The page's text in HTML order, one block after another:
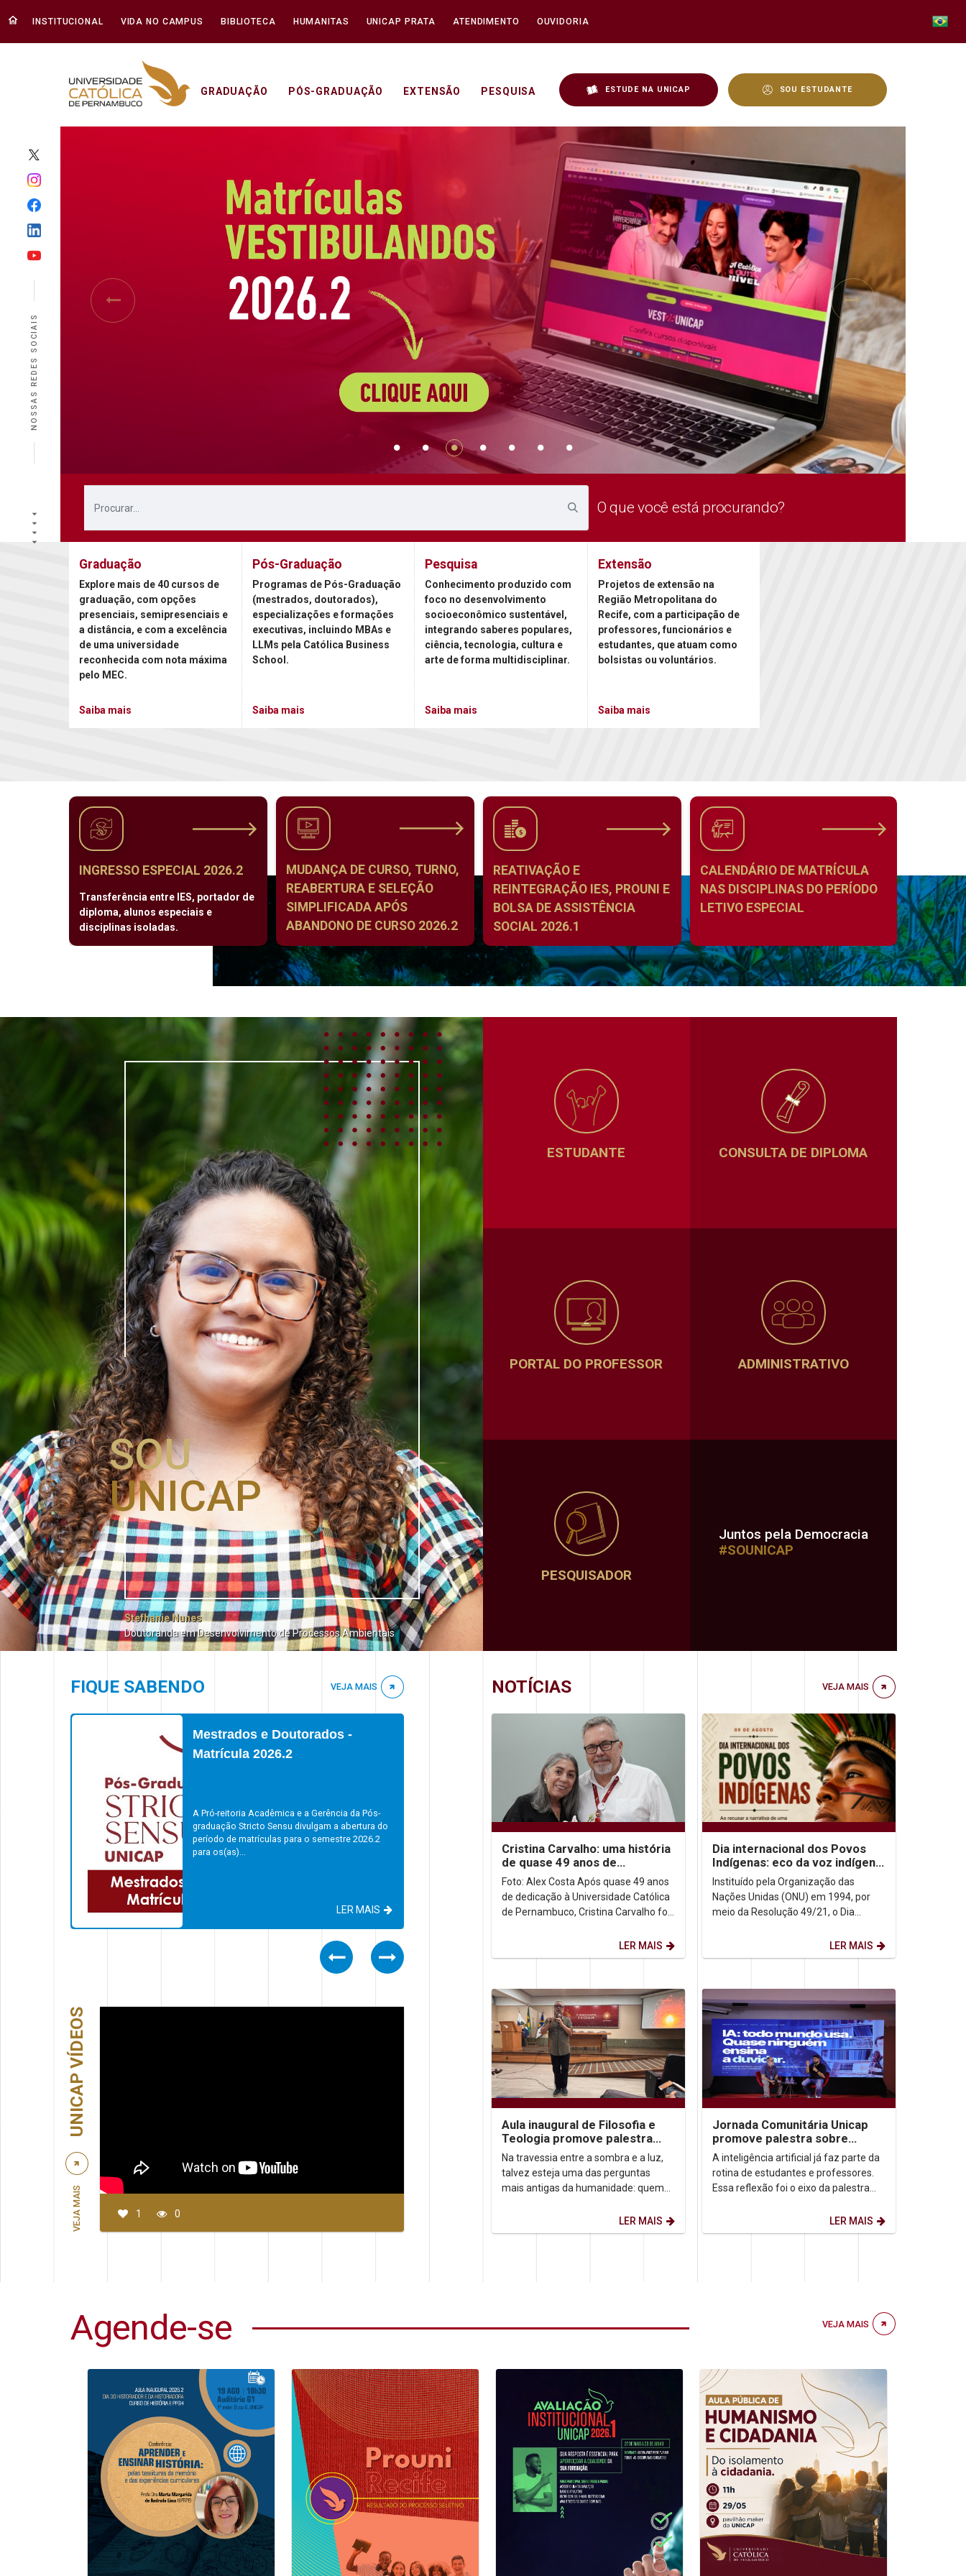
INSTITUCIONAL VIDA NO CAMPUS BIBLIOTECA HUMANITAS UNICAP PRATA ATENDIMENTO OUVIDORIA
GRADUAÇÃO PÓS-GRADUAÇÃO EXTENSÃO PESQUISA ESTUDE NA UNICAP SOU ESTUDANTE
Início - Unicap
NOSSAS REDES SOCIAIS
Previous Next
O que você está procurando?
Graduação
Explore mais de 40 cursos de
graduação, com opções
presenciais, semipresenciais e
a distância, e com a excelência
de uma universidade
reconhecida com nota máxima
pelo MEC.
Saiba mais
Pós-Graduação
Programas de Pós-Graduação
(mestrados, doutorados),
especializações e formações
executivas, incluindo MBAs e
LLMs pela Católica Business
School.
Saiba mais
Pesquisa
Conhecimento produzido com
foco no desenvolvimento
socioeconômico sustentável,
integrando saberes populares,
ciência, tecnologia, cultura e
arte de forma multidisciplinar.
Saiba mais
Extensão
Projetos de extensão na
Região Metropolitana do
Recife, com a participação de
professores, funcionários e
estudantes, que atuam como
bolsistas ou voluntários.
Saiba mais
INGRESSO ESPECIAL 2026.2
Transferência entre IES, portador de
diploma, alunos especiais e
disciplinas isoladas.
MUDANÇA DE CURSO, TURNO,
REABERTURA E SELEÇÃO
SIMPLIFICADA APÓS
ABANDONO DE CURSO 2026.2
REATIVAÇÃO E
REINTEGRAÇÃO IES, PROUNI E
BOLSA DE ASSISTÊNCIA
SOCIAL 2026.1
CALENDÁRIO DE MATRÍCULA
NAS DISCIPLINAS DO PERÍODO
LETIVO ESPECIAL
SOU
UNICAP
Stefhanie Nunes
Doutoranda em Desenvolvimento de Processos Ambientais
ESTUDANTE CONSULTA DE DIPLOMA
PORTAL DO PROFESSOR ADMINISTRATIVO
PESQUISADOR
Juntos pela Democracia
#SOUNICAP
FIQUE SABENDO VEJA MAIS
Mestrados e Doutorados -
Matrícula 2026.2
A Pró-reitoria Acadêmica e a Gerência da Pós-
graduação Stricto Sensu divulgam a abertura do
período de matrículas para o semestre 2026.2
para os(as)...
LER MAIS
Previous
Next
UNICAP VÍDEOS
VEJA MAIS 1 0
NOTÍCIAS VEJA MAIS
Cristina Carvalho: uma história
de quase 49 anos de
dedicação à Unicap
Foto: Alex Costa Após quase 49 anos
de dedicação à Universidade Católica
de Pernambuco, Cristina Carvalho foi
LER MAIS
Dia internacional dos Povos
Indígenas: eco da voz indígena
no contexto urbano
Instituído pela Organização das
Nações Unidas (ONU) em 1994, por
meio da Resolução 49/21, o Dia
de agosto) firma-se como...LER MAIS
Aula inaugural de Filosofia e
Teologia promove palestra
sobre autoconhecimento
Na travessia entre a sombra e a luz,
talvez esteja uma das perguntas
mais antigas da humanidade: quem
LER MAIS
Jornada Comunitária Unicap
promove palestra sobre
aprendizagem com uso de IA
A inteligência artificial já faz parte da
rotina de estudantes e professores.
Essa reflexão foi o eixo da palestra
LER MAIS
Agende-se VEJA MAIS